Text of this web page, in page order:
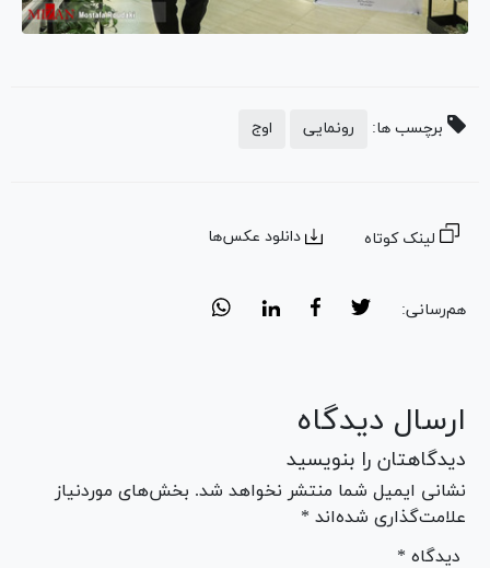
برچسب ها: رونمایی اوج
لینک کوتاه دانلود عکس‌ها
هم‌رسانی:
ارسال دیدگاه
دیدگاهتان را بنویسید
نشانی ایمیل شما منتشر نخواهد شد. بخش‌های موردنیاز
علامت‌گذاری شده‌اند *
* دیدگاه